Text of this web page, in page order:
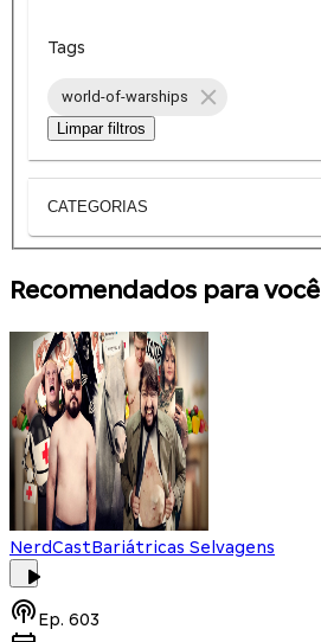
Tags
world-of-warships
Limpar filtros
CATEGORIAS
Recomendados para você
NerdCastBariátricas Selvagens
Ep. 603